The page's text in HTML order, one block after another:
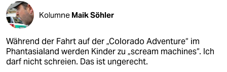
Kolumne Maik Söhler
Während der Fahrt auf der „Colorado Adventure“ im
Phantasialand werden Kinder zu „scream machines“. Ich
darf nicht schreien. Das ist ungerecht.